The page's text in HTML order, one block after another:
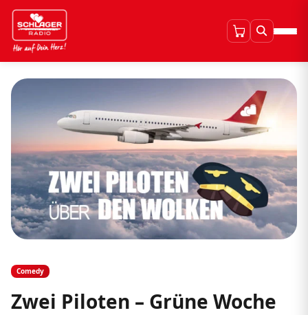
Comedy
Zwei Piloten – Grüne Woche